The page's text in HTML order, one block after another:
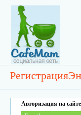
Регистрация
Авторизация на сайте